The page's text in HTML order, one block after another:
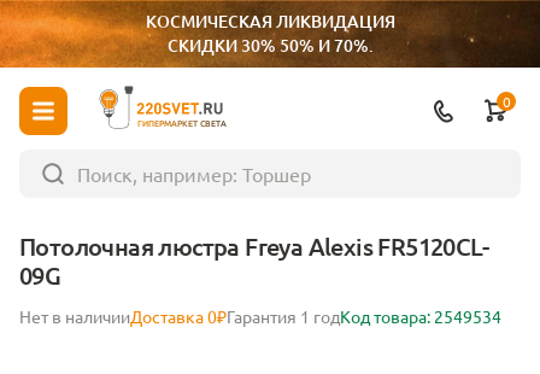
КОСМИЧЕСКАЯ ЛИКВИДАЦИЯ
СКИДКИ 30% 50% И 70%.
ГИПЕРМАРКЕТ СВЕТА
0
Потолочная люстра Freya Alexis FR5120CL-
09G
Нет в наличииДоставка 0₽Гарантия 1 годКод товара: 2549534